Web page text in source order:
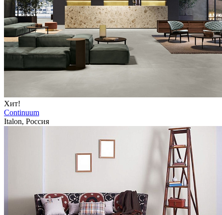
Хит!
Continuum
Italon, Россия